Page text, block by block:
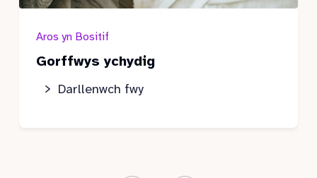
Aros yn Bositif
Gorffwys ychydig
Darllenwch fwy